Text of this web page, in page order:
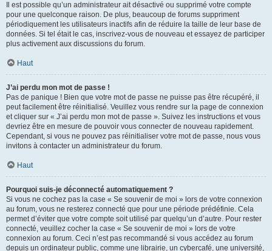
Il est possible qu’un administrateur ait désactivé ou supprimé votre compte
pour une quelconque raison. De plus, beaucoup de forums suppriment
périodiquement les utilisateurs inactifs afin de réduire la taille de leur base de
données. Si tel était le cas, inscrivez-vous de nouveau et essayez de participer
plus activement aux discussions du forum.
Haut
J’ai perdu mon mot de passe !
Pas de panique ! Bien que votre mot de passe ne puisse pas être récupéré, il
peut facilement être réinitialisé. Veuillez vous rendre sur la page de connexion
et cliquer sur « J’ai perdu mon mot de passe ». Suivez les instructions et vous
devriez être en mesure de pouvoir vous connecter de nouveau rapidement.
Cependant, si vous ne pouvez pas réinitialiser votre mot de passe, nous vous
invitons à contacter un administrateur du forum.
Haut
Pourquoi suis-je déconnecté automatiquement ?
Si vous ne cochez pas la case « Se souvenir de moi » lors de votre connexion
au forum, vous ne resterez connecté que pour une période prédéfinie. Cela
permet d’éviter que votre compte soit utilisé par quelqu’un d’autre. Pour rester
connecté, veuillez cocher la case « Se souvenir de moi » lors de votre
connexion au forum. Ceci n’est pas recommandé si vous accédez au forum
depuis un ordinateur public, comme une librairie, un cybercafé, une université,